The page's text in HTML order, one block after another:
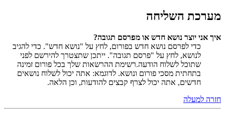
מערכת השליחה
איך אני יוצר נושא חדש או מפרסם תגובה?
כדי לפרסם נושא חדש בפורום, לחץ על "נושא חדש". כדי להגיב
לנושא, לחץ על "פרסם תגובה". ייתכן שתצטרך להירשם לפני
שתוכל לשלוח הודעה.רשימת ההרשאות שלך בכל פורום זמינה
בתחתית מסכי פורום ונושא. לדוגמא: אתה יכול לשלוח נושאים
חדשים, אתה יכול לצרף קבצים להודעות, וכן הלאה.
חזרה למעלה